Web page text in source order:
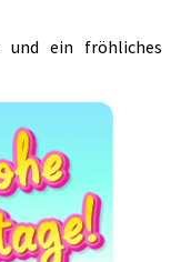
und ein fröhliches